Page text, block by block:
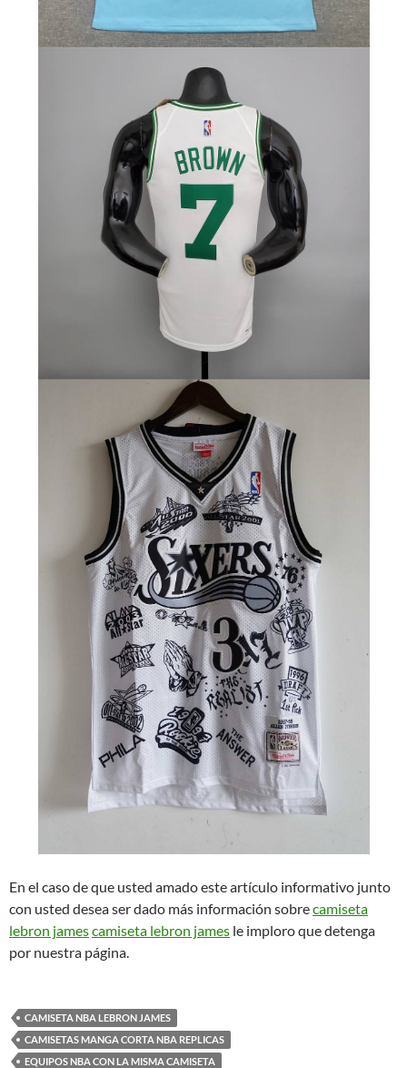
En el caso de que usted amado este artículo informativo junto
con usted desea ser dado más información sobrecamiseta
lebron jamescamiseta lebron james le imploro que detenga
por nuestra página.
CAMISETA NBA LEBRON JAMES
CAMISETAS MANGA CORTA NBA REPLICAS
EQUIPOS NBA CON LA MISMA CAMISETA